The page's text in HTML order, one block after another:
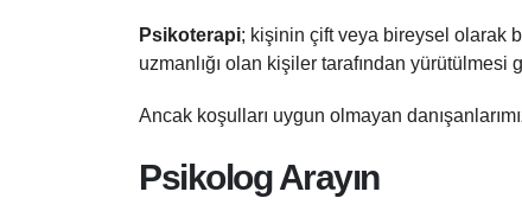
Psikoterapi; kişinin çift veya bireysel olarak
uzmanlığı olan kişiler tarafından
Ancak koşulları uygun olmayan
Psikolog Arayın